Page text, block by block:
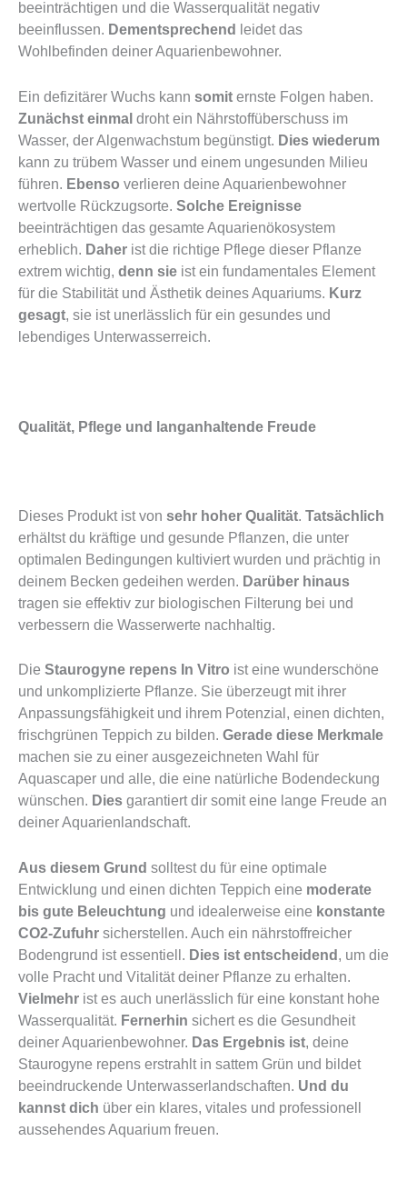
beeinträchtigen und die Wasserqualität negativ
beeinflussen. Dementsprechend
leidet das
Wohlbefinden deiner Aquarienbewohner.
Ein defizitärer Wuchs kann somit ernste Folgen haben.
Zunächst einmal droht ein Nährstoffüberschuss im
Wasser, der Algenwachstum begünstigt. Dies wiederum
kann zu trübem Wasser und einem ungesunden Milieu
führen. Ebenso verlieren deine Aquarienbewohner
wertvolle Rückzugsorte. Solche Ereignisse
beeinträchtigen das gesamte Aquarienökosystem
erheblich. Daher ist die richtige Pflege dieser Pflanze
extrem wichtig, denn sie ist ein fundamentales Element
für die Stabilität und Ästhetik deines Aquariums. Kurz
gesagt, sie ist unerlässlich für ein gesundes und
lebendiges Unterwasserreich.
Qualität, Pflege und langanhaltende Freude
Dieses Produkt ist von sehr hoher Qualität. Tatsächlich
erhältst du kräftige und gesunde Pflanzen, die unter
optimalen Bedingungen kultiviert wurden und prächtig in
deinem Becken gedeihen werden. Darüber hinaus
tragen sie effektiv zur biologischen Filterung bei und
verbessern die Wasserwerte nachhaltig.
Die Staurogyne repens In Vitro ist eine wunderschöne
und unkomplizierte Pflanze. Sie überzeugt mit ihrer
Anpassungsfähigkeit und ihrem Potenzial, einen dichten,
frischgrünen Teppich zu bilden. Gerade diese Merkmale
machen sie zu einer ausgezeichneten Wahl für
Aquascaper und alle, die eine natürliche Bodendeckung
wünschen. Dies garantiert dir somit eine lange Freude an
deiner Aquarienlandschaft.
Aus diesem Grund solltest du für eine optimale
Entwicklung und einen dichten Teppich eine moderate
bis gute Beleuchtung und idealerweise eine konstante
CO2-Zufuhr sicherstellen. Auch ein nährstoffreicher
Bodengrund ist essentiell. Dies ist entscheidend , um die
volle Pracht und Vitalität deiner Pflanze zu erhalten.
Vielmehr ist es auch unerlässlich für eine konstant hohe
Wasserqualität. Fernerhin sichert es die Gesundheit
deiner Aquarienbewohner. Das Ergebnis ist, deine
Staurogyne repens erstrahlt in sattem Grün und bildet
beeindruckende Unterwasserlandschaften. Und du
kannst dich über ein klares, vitales und professionell
aussehendes Aquarium freuen.